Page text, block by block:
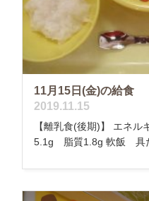
11月15日(金)の給食
2019.11.15
【離乳食(後期)】 エネ
5.1g 脂質1.8g 軟飯 具